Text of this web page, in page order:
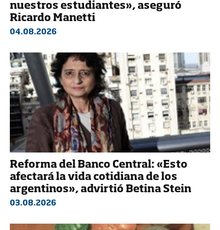
nuestros estudiantes», aseguró
Ricardo Manetti
04.08.2026
Reforma del Banco Central: «Esto
afectará la vida cotidiana de los
argentinos», advirtió Betina Stein
03.08.2026